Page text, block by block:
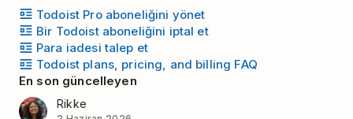
Todoist Pro aboneliğini yönet
Bir Todoist aboneliğini iptal et
Para iadesi talep et
Todoist plans, pricing, and billing FAQ
En son güncelleyen
Rikke